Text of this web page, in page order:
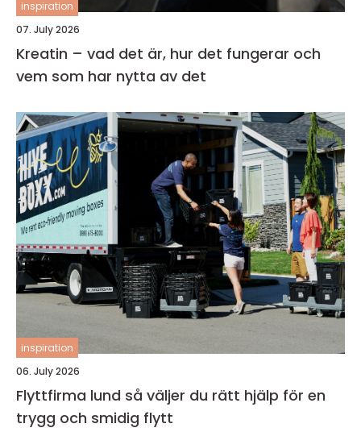
inspiration
07. July 2026
Kreatin – vad det är, hur det fungerar och
vem som har nytta av det
inspiration
06. July 2026
Flyttfirma lund så väljer du rätt hjälp för en
trygg och smidig flytt